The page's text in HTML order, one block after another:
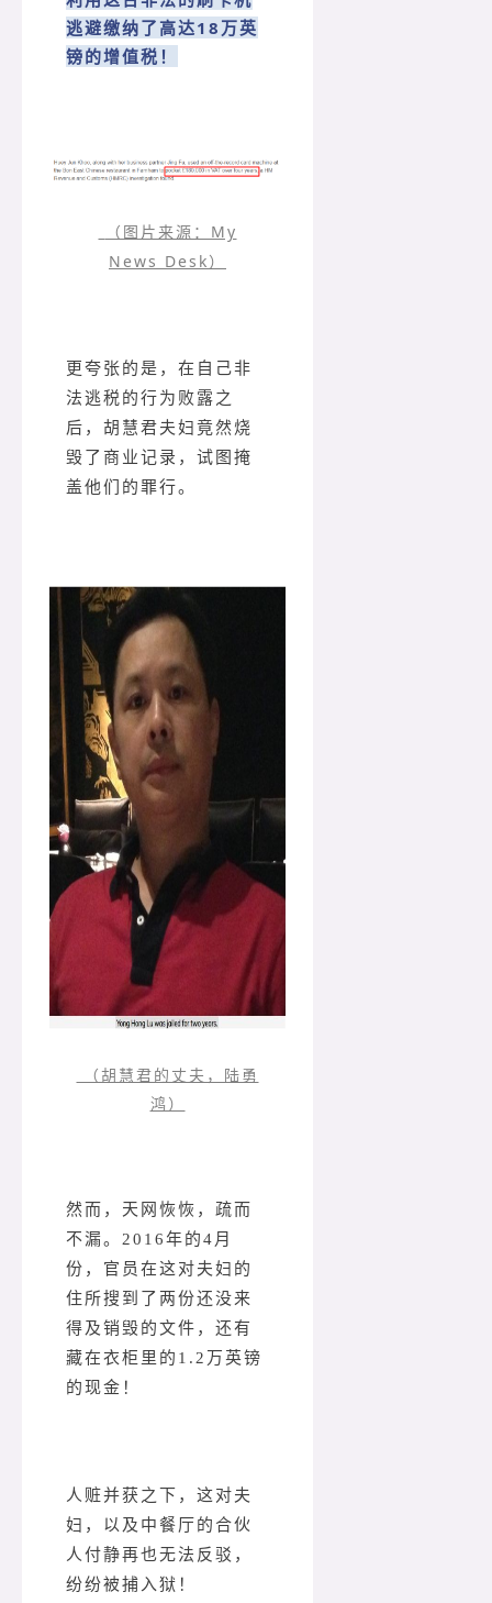
逃避缴纳了高达18万英
镑的增值税！
（图片来源：My
News Desk）
更夸张的是，在自己非
法逃税的行为败露之
后，胡慧君夫妇竟然烧
毁了商业记录，试图掩
盖他们的罪行。
（胡慧君的丈夫，陆勇
鸿）
然而，天网恢恢，疏而
不漏。2016年的4月
份，官员在这对夫妇的
住所搜到了两份还没来
得及销毁的文件，还有
藏在衣柜里的1.2万英镑
的现金！
人赃并获之下，这对夫
妇，以及中餐厅的合伙
人付静再也无法反驳，
纷纷被捕入狱！